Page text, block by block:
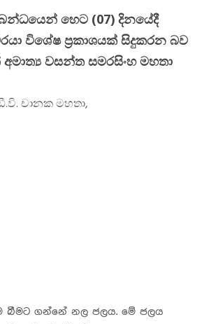
හෙට (07) දිනයේදී
විශේෂ ප්‍රකාශයක් සිදුකරන බව
වසන්ත සමරසිංහ මහතා
චානක මහතා,
බීමට ගන්නේ නල ජලය. මේ ජලය